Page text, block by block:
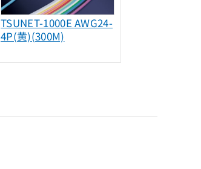
TSUNET-1000E AWG24-
4P(黄)(300M)